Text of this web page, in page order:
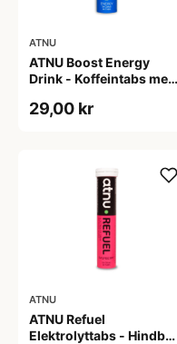
ATNU
ATNU Boost Energy
Drink - Koffeintabs med
tabs
29,00 kr
ATNU
ATNU Refuel
Elektrolyttabs - Hindbær